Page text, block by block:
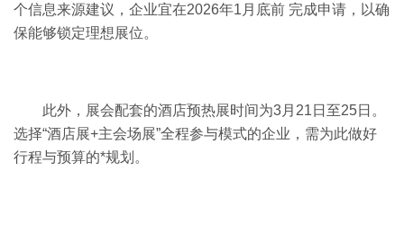
个信息来源建议，企业宜在2026年1月底前 完成申请，以确
保能够锁定理想展位。
此外，展会配套的酒店预热展时间为3月21日至25日。
选择“酒店展+主会场展”全程参与模式的企业，需为此做好
行程与预算的*规划。